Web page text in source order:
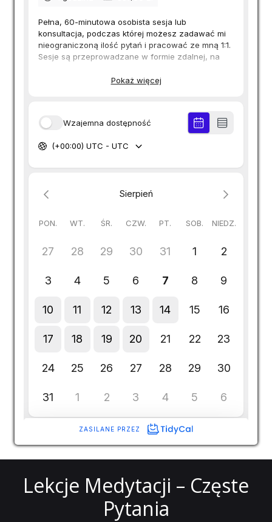
Lekcje Medytacji – Częste
Pytania